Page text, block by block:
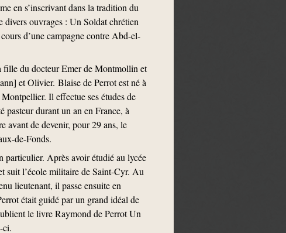
en s’inscrivant dans la tradition du
ouvrages : Un Soldat chrétien
d’une campagne contre Abd-el-
du docteur Emer de Montmollin et
et Olivier. Blaise de Perrot est né à
Il effectue ses études de
pasteur durant un an en France, à
avant de devenir, pour 29 ans, le
de-Fonds.
Après avoir étudié au lycée
suit l’école militaire de Saint-Cyr. Au
lieutenant, il passe ensuite en
était guidé par un grand idéal de
le livre Raymond de Perrot Un
ci.